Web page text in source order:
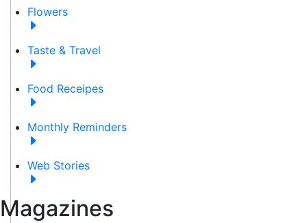
Flowers
Taste & Travel
Food Receipes
Monthly Reminders
Web Stories
Magazines